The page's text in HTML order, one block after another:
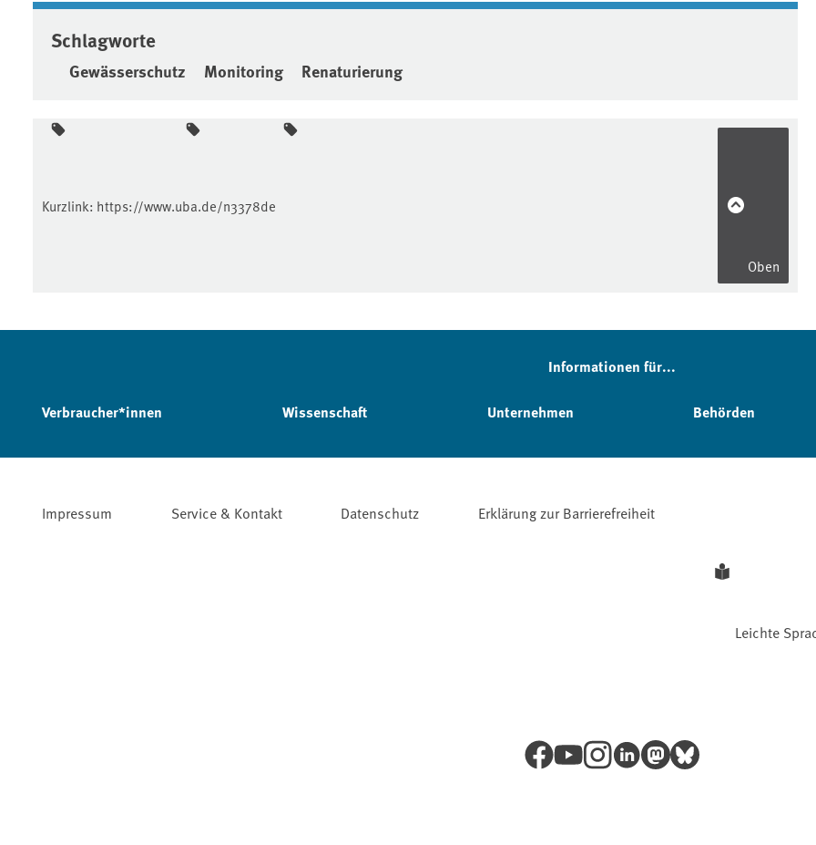
Schlagworte
Gewässerschutz Monitoring Renaturierung
Kurzlink: https://www.uba.de/n3378de
Oben
Informationen für...
Verbraucher*innen Wissenschaft Unternehmen Behörden
Impressum Service & Kontakt Datenschutz Erklärung zur Barrierefreiheit
Leichte